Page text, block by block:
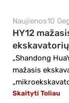
Naujienos10
HY12
„Shandong
mažasis
Skaityti Toliau